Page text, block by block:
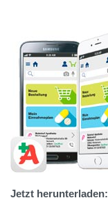
Jetzt herunterladen: